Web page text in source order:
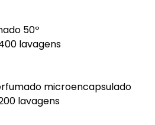
50º
lavagens
microencapsulado
lavagens